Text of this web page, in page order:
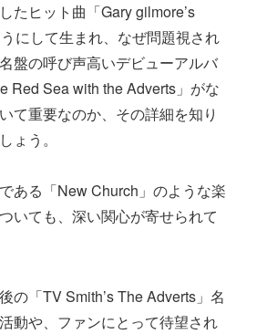
たヒット曲「Gary gilmore’s
にして生まれ、なぜ問題視され
盤の呼び声高いデビューアルバ
Red Sea with the Adverts」がな
て重要なのか、その詳細を知り
ょう。
ある「New Church」のような楽
いても、深い関心が寄せられて
の「TV Smith’s The Adverts」名
動や、ファンにとって待望され